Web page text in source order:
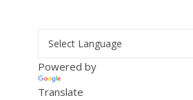
Powered by
Translate